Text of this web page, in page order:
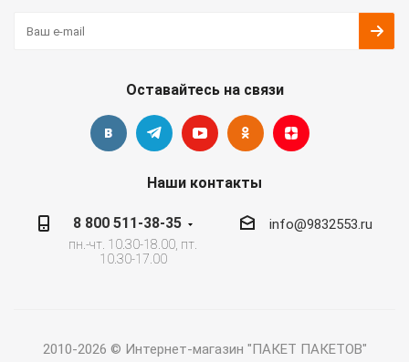
Оставайтесь на связи
Наши контакты
8 800 511-38-35
пн.-чт. 10.30-18.00, пт.
10.30-17.00
info@9832553.ru
2010-2026 © Интернет-магазин "ПАКЕТ ПАКЕТОВ"